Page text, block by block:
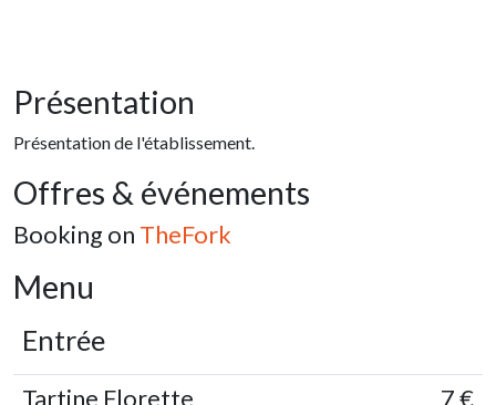
Présentation
Présentation de l'établissement.
Offres & événements
Booking on TheFork
Menu
Entrée
Tartine Florette
7 €